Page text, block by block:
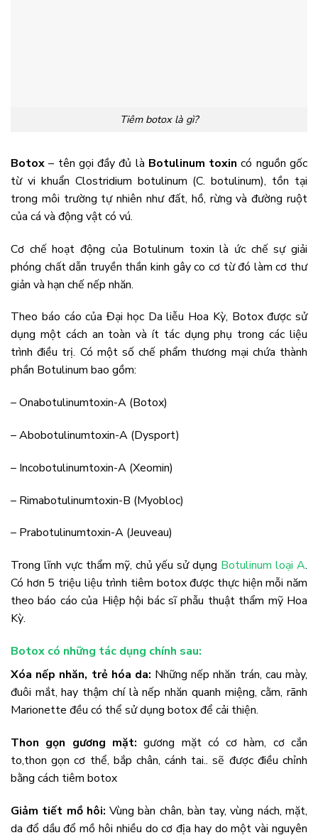
Tiêm botox là gì?
Botox – tên gọi đầy đủ là Botulinum toxin có nguồn gốc
từ vi khuẩn Clostridium botulinum (C. botulinum), tồn tại
trong môi trường tự nhiên như đất, hồ, rừng và đường ruột
của cá và động vật có vú.
Cơ chế hoạt động của Botulinum toxin là ức chế sự giải
phóng chất dẫn truyền thần kinh gây co cơ từ đó làm cơ thư
giản và hạn chế nếp nhăn.
Theo báo cáo của Đại học Da liễu Hoa Kỳ, Botox được sử
dụng một cách an toàn và ít tác dụng phụ trong các liệu
trình điều trị. Có một số chế phẩm thương mại chứa thành
phần Botulinum bao gồm:
– Onabotulinumtoxin-A (Botox)
– Abobotulinumtoxin-A (Dysport)
– Incobotulinumtoxin-A (Xeomin)
– Rimabotulinumtoxin-B (Myobloc)
– Prabotulinumtoxin-A (Jeuveau)
Trong lĩnh vực thẩm mỹ, chủ yếu sử dụng Botulinum loại A.
Có hơn 5 triệu liệu trình tiêm botox được thực hiện mỗi năm
theo báo cáo của Hiệp hội bác sĩ phẫu thuật thẩm mỹ Hoa
Kỳ.
Botox có những tác dụng chính sau:
Xóa nếp nhăn, trẻ hóa da: Những nếp nhăn trán, cau mày,
đuôi mắt, hay thậm chí là nếp nhăn quanh miệng, cằm, rãnh
Marionette đều có thể sử dụng botox để cải thiện.
Thon gọn gương mặt: gương mặt có cơ hàm, cơ cắn
to,thon gọn cơ thể, bắp chân, cánh tai.. sẽ được điều chỉnh
bằng cách tiêm botox
Giảm tiết mồ hôi: Vùng bàn chân, bàn tay, vùng nách, mặt,
da đổ dầu đổ mồ hôi nhiều do cơ địa hay do một vài nguyên